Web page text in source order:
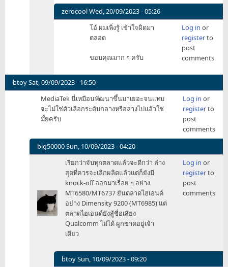
zerocoolใต้
ห
zerocoolWed, 20/09/2023 - 05:26
In
ห
วัน
นะ
ครับ
โอ้ ผมเพิ่งรู้ เข้าใจผิดมา
ตลอด
ขอบคุณมาก ๆ ครับ
Log in or
registerto
post
comments
btoySat, 09/09/2023 - 16:50
MediaTek นี่เหมือนพัฒนาขึ้นมาเยอะจนแทบ
จะไม่ใช่ตัวเลือกระดับกลางหรือล่างไปแล้วใช่
มั้ยครับ
Log in or
registerto
post
comments
big50000Sun, 10/09/2023 - 04:20
In
MediaTek
by
btoy
เรียกว่าจับทุกตลาดแล้วจะดีกว่า ล่าง
สุดที่ควรจะเลิกผลิตแล้วแต่ก็ยังมี
knock-off ออกมาเรื่อย ๆ อย่าง
MT6580/MT6737 ยันตลาดไฮเอนด์
อย่าง Dimensity 9200 (MT6985) แต่
ตลาดไฮเอนด์ยังสู้ชื่อเสียง
Qualcomm ไม่ได้ ผูกขาดอยู่เจ้า
เดียว
Log in or
registerto
post
comments
btoySun, 10/09/2023 - 09:20